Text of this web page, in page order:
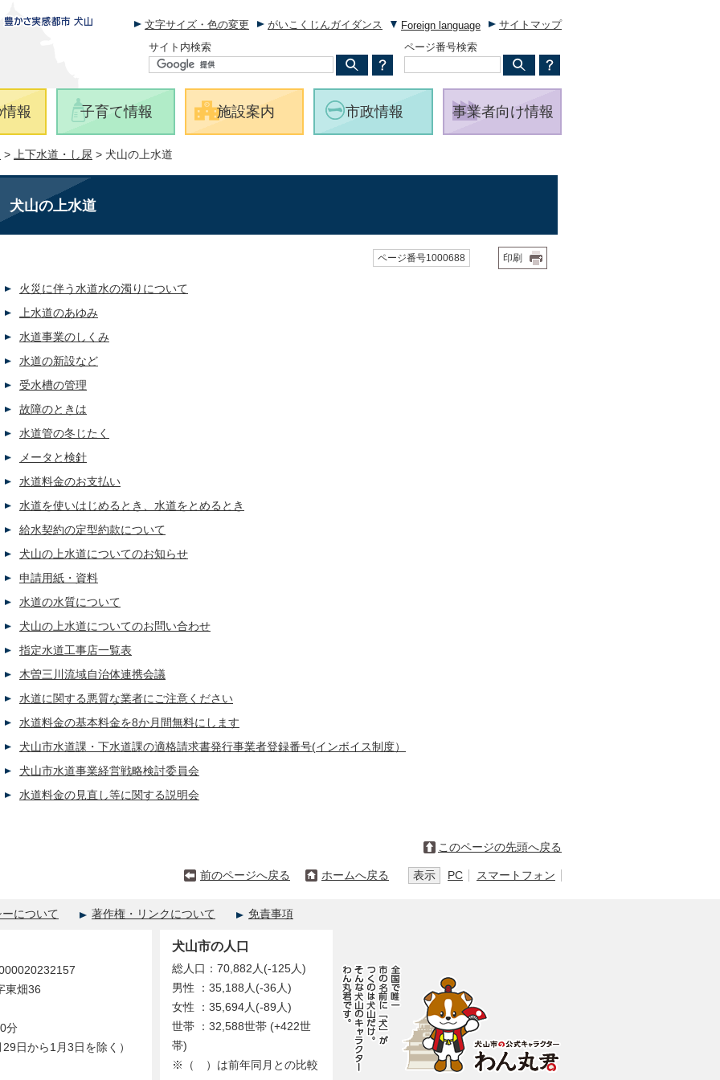
文字サイズ・色の変更 がいこくじんガイダンス Foreign language
サイトマップ
サイト内検索
ページ番号検索
報 子育て情報 施設案内 市政情報 事業者向け情報
> 上下水道・し尿 > 犬山の上水道
犬山の上水道
ページ番号1000688 印刷
火災に伴う水道水の濁りについて
上水道のあゆみ
水道事業のしくみ
水道の新設など
受水槽の管理
故障のときは
水道管の冬じたく
メータと検針
水道料金のお支払い
水道を使いはじめるとき、水道をとめるとき
給水契約の定型約款について
犬山の上水道についてのお知らせ
申請用紙・資料
水道の水質について
犬山の上水道についてのお問い合わせ
指定水道工事店一覧表
木曽三川流域自治体連携会議
水道に関する悪質な業者にご注意ください
水道料金の基本料金を8か月間無料にします
犬山市水道課・下水道課の適格請求書発行事業者登録番号(インボイス制度）
犬山市水道事業経営戦略検討委員会
水道料金の見直し等に関する説明会
このページの先頭へ戻る
前のページへ戻る ホームへ戻る 表示 PC スマートフォン
について 著作権・リンクについて 免責事項
東畑36
分
日から1月3日を除く）
犬山市の人口
総人口：70,882人(-125人)
男性 ：35,188人(-36人)
女性 ：35,694人(-89人)
世帯 ：32,588世帯 (+422世
帯)
※（ ）は前年同月との比較